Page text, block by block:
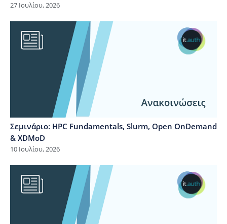
27 Ιουλίου, 2026
Σεμινάριο: HPC Fundamentals, Slurm, Open OnDemand
& XDMoD
10 Ιουλίου, 2026